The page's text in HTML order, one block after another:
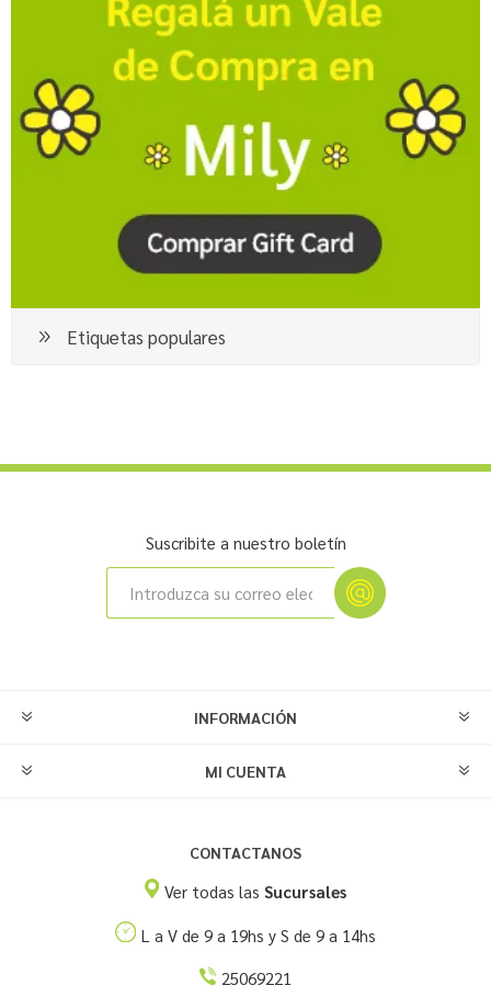
Etiquetas populares
Suscribite a nuestro boletín
INFORMACIÓN
MI CUENTA
CONTACTANOS
Ver todas lasSucursales
L a V de 9 a 19hs y S de 9 a 14hs
25069221